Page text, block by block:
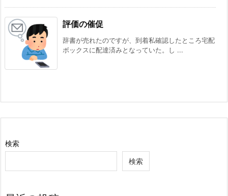
評価の催促
辞書が売れたのですが、到着私確認したところ宅配
ボックスに配達済みとなっていた。し ...
検索
検索